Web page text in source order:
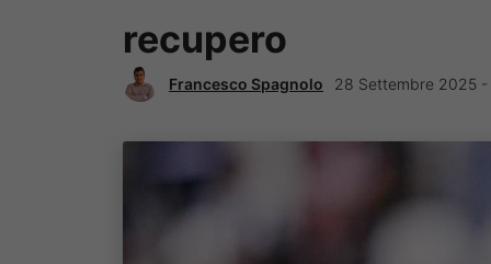
recupero
Francesco Spagnolo 28 Settembre 2025 -